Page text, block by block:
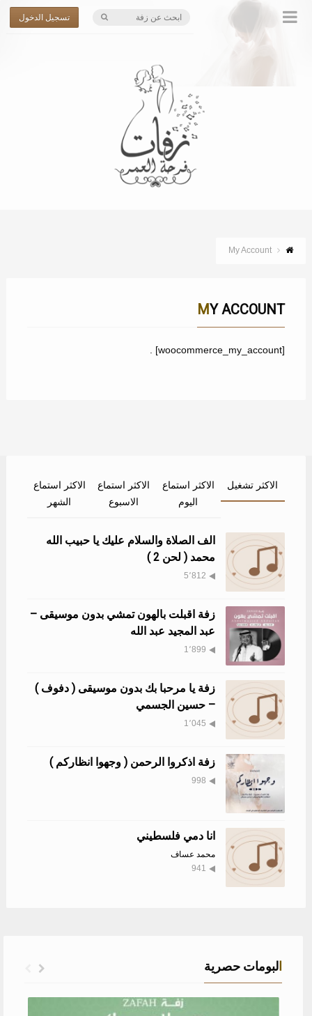
تسجيل الدخول
My Account
MY ACCOUNT
[woocommerce_my_account] .
الاكثر تشغيل
الاكثر استماع
اليوم
الاكثر استماع
الاسبوع
الاكثر استماع
الشهر
الف الصلاة والسلام عليك يا حبيب الله
محمد ( لحن 2 )
5٬812
زفة اقبلت بالهون تمشي بدون موسيقى –
عبد المجيد عبد الله
1٬899
زفة يا مرحبا بك بدون موسيقى ( دفوف )
– حسين الجسمي
1٬045
زفة اذكروا الرحمن ( وجهوا انظاركم )
998
انا دمي فلسطيني
محمد عساف
941
البومات حصرية